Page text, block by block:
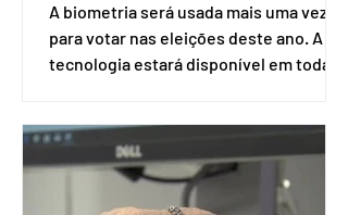
A biometria será usada mais uma vez
para votar nas eleições deste ano. A
tecnologia estará disponível em todas
Apesar da requisição, a biometria não é
obrigatória para exercer o direito ao
voto. Se o título estiver regular, o